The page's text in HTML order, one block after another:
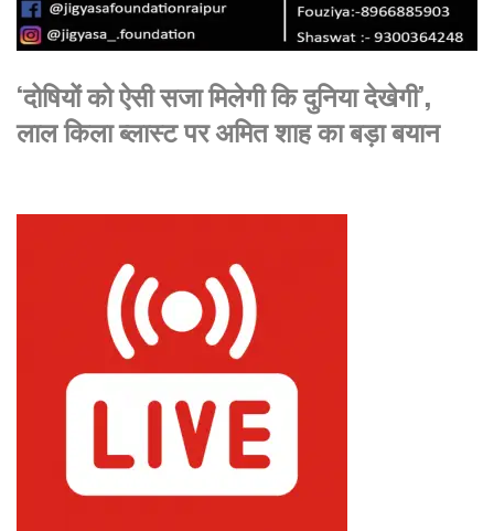
‘दोषियों को ऐसी सजा मिलेगी कि दुनिया देखेगी’,
लाल किला ब्लास्ट पर अमित शाह का बड़ा बयान